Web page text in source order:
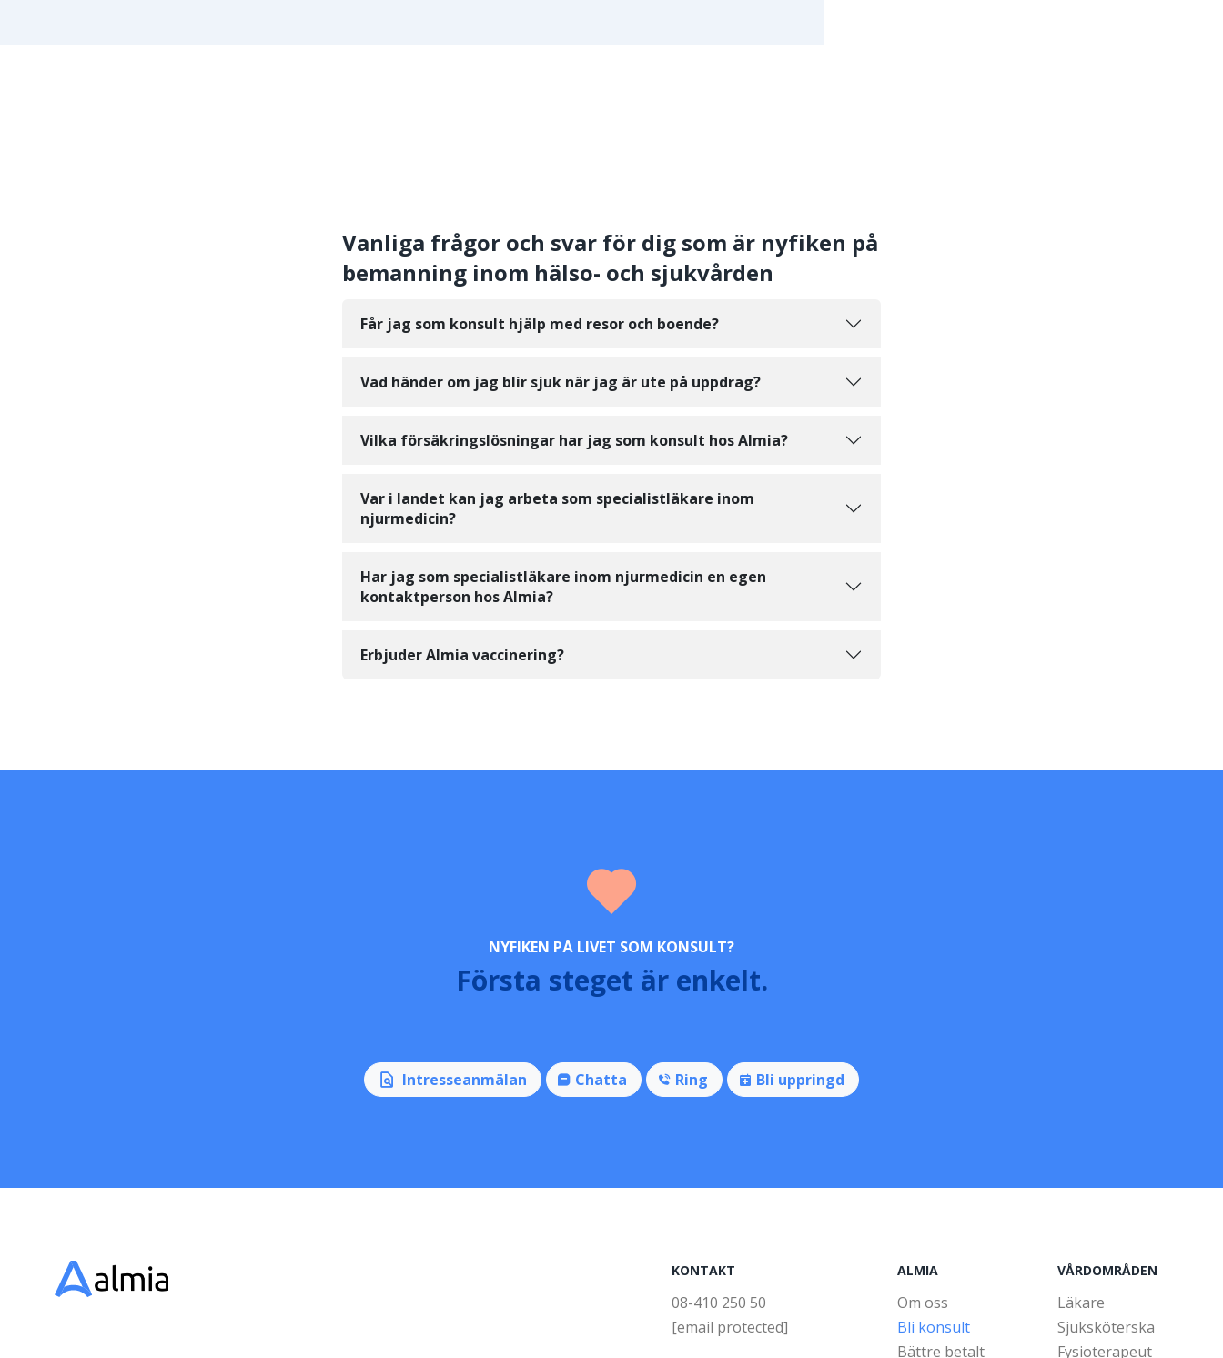
Vanliga frågor och svar för dig som är nyfiken på
bemanning inom hälso- och sjukvården
Får jag som konsult hjälp med resor och boende?
Vad händer om jag blir sjuk när jag är ute på uppdrag?
Vilka försäkringslösningar har jag som konsult hos Almia?
Var i landet kan jag arbeta som specialistläkare inom
njurmedicin?
Har jag som specialistläkare inom njurmedicin en egen
kontaktperson hos Almia?
Erbjuder Almia vaccinering?
NYFIKEN PÅ LIVET SOM KONSULT?
Första steget är enkelt.
Intresseanmälan Chatta Ring Bli uppringd
KONTAKT
08-410 250 50
[email protected]
ALMIA
Om oss
Bli konsult
Bättre betalt
VÅRDOMRÅDEN
Läkare
Sjuksköterska
Fysioterapeut